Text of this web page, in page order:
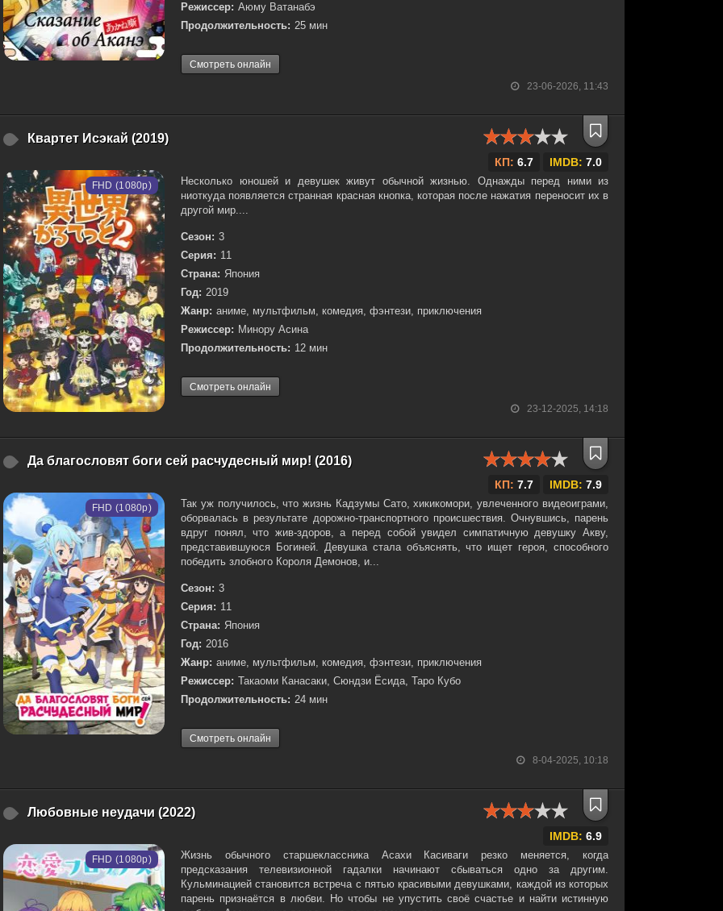
23-06-2026, 11:43
Режиссер: Аюму Ватанабэ
Продолжительность: 25 мин
Смотреть онлайн
Квартет Исэкай (2019)
КП: 6.7 IMDB: 7.0
23-12-2025, 14:18
FHD (1080p)
Несколько юношей и девушек живут обычной жизнью. Однажды перед ними из
ниоткуда появляется странная красная кнопка, которая после нажатия переносит их в
другой мир....
Сезон: 3
Серия: 11
Страна: Япония
Год: 2019
Жанр: аниме, мультфильм, комедия, фэнтези, приключения
Режиссер: Минору Асина
Продолжительность: 12 мин
Смотреть онлайн
Да благословят боги сей расчудесный мир! (2016)
КП: 7.7 IMDB: 7.9
8-04-2025, 10:18
FHD (1080p)
Так уж получилось, что жизнь Кадзумы Сато, хикикомори, увлеченного видеоиграми,
оборвалась в результате дорожно-транспортного происшествия. Очнувшись, парень
вдруг понял, что жив-здоров, а перед собой увидел симпатичную девушку Акву,
представившуюся Богиней. Девушка стала объяснять, что ищет героя, способного
победить злобного Короля Демонов, и...
Сезон: 3
Серия: 11
Страна: Япония
Год: 2016
Жанр: аниме, мультфильм, комедия, фэнтези, приключения
Режиссер: Такаоми Канасаки, Сюндзи Ёсида, Таро Кубо
Продолжительность: 24 мин
Смотреть онлайн
Любовные неудачи (2022)
IMDB: 6.9
FHD (1080p)
Жизнь обычного старшеклассника Асахи Касиваги резко меняется, когда
предсказания телевизионной гадалки начинают сбываться одно за другим.
Кульминацией становится встреча с пятью красивыми девушками, каждой из которых
парень признаётся в любви. Но чтобы не упустить своё счастье и найти истинную